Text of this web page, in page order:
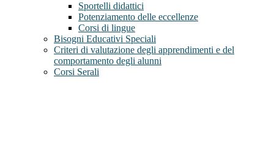
Sportelli didattici
Potenziamento delle eccellenze
Corsi di lingue
Bisogni Educativi Speciali
Criteri di valutazione degli apprendimenti e del
comportamento degli alunni
Corsi Serali